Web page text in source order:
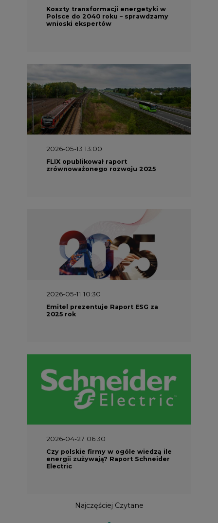
Koszty transformacji energetyki w
Polsce do 2040 roku – sprawdzamy
wnioski ekspertów
2026-05-13 13:00
FLIX opublikował raport
zrównoważonego rozwoju 2025
2026-05-11 10:30
Emitel prezentuje Raport ESG za
2025 rok
2026-04-27 06:30
Czy polskie firmy w ogóle wiedzą ile
energii zużywają? Raport Schneider
Electric
Najczęściej Czytane